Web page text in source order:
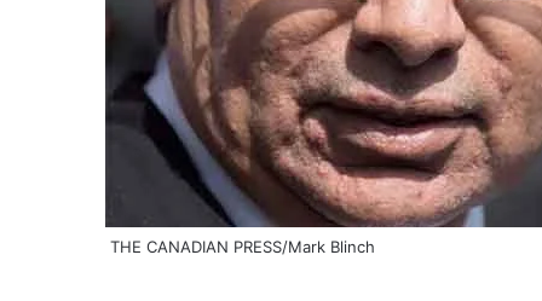
THE CANADIAN PRESS/Mark Blinch